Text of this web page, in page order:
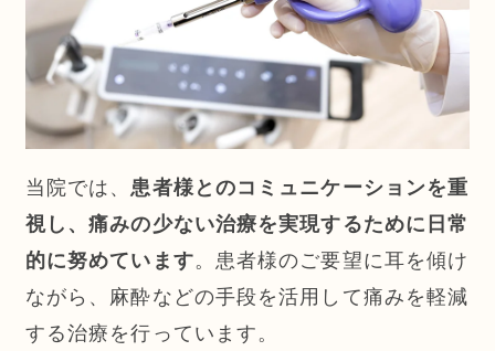
当院では、患者様とのコミュニケーションを重
視し、痛みの少ない治療を実現するために日常
的に努めています。患者様のご要望に耳を傾け
ながら、麻酔などの手段を活用して痛みを軽減
する治療を行っています。